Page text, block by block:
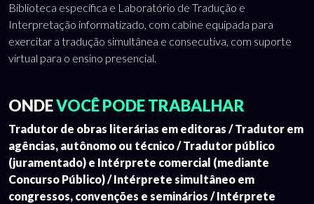
Biblioteca específica e Laboratório de Tradução e
Interpretação informatizado, com cabine equipada para
exercitar a tradução simultânea e consecutiva, com suporte
virtual para o ensino presencial.
ONDEVOCÊ PODE TRABALHAR
Tradutor de obras literárias em editoras / Tradutor em
agências, autônomo ou técnico / Tradutor público
(juramentado) e Intérprete comercial (mediante
Concurso Público) / Intérprete simultâneo em
congressos, convenções e seminários / Intérprete